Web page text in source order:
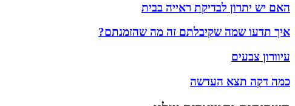
האם יש יתרון לבדיקת ראייה בבית
איך תדעו שמה שקיבלתם זה מה שהזמנתם?
עיוורון צבעים
כמה דקה תצא העדשה